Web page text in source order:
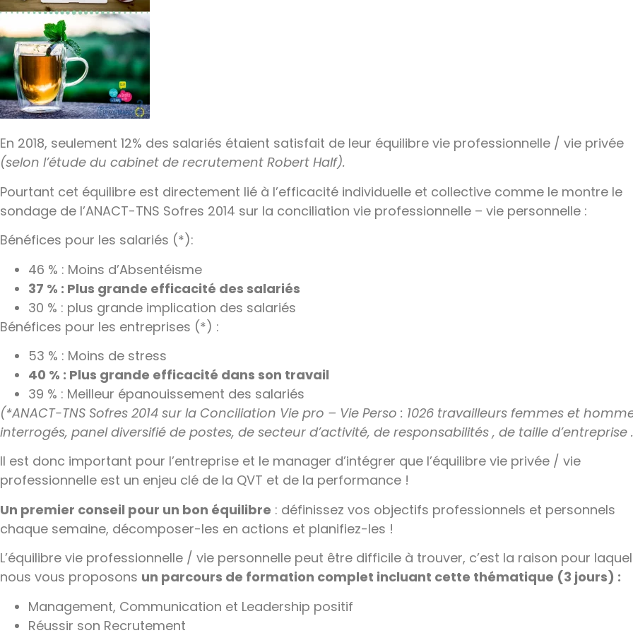
En 2018, seulement 12% des salariés étaient satisfait de leur équilibre vie professionnelle / vie privée
(selon l’étude du cabinet de recrutement Robert Half).
Pourtant cet équilibre est directement lié à l’efficacité individuelle et collective comme le montre le
sondage de l’ANACT-TNS Sofres 2014 sur la conciliation vie professionnelle – vie personnelle :
Bénéfices pour les salariés (*):
46 % : Moins d’Absentéisme
37 % : Plus grande efficacité des salariés
30 % : plus grande implication des salariés
Bénéfices pour les entreprises (*) :
53 % : Moins de stress
40 % : Plus grande efficacité dans son travail
39 % : Meilleur épanouissement des salariés
(*ANACT-TNS Sofres 2014 sur la Conciliation Vie pro – Vie Perso : 1026 travailleurs femmes et
interrogés, panel diversifié de postes, de secteur d’activité, de responsabilités , de taille d’entreprise
Il est donc important pour l’entreprise et le manager d’intégrer que l’équilibre vie privée / vie
professionnelle est un enjeu clé de la QVT et de la performance !
Un premier conseil pour un bon équilibre : définissez vos objectifs professionnels et personnels
chaque semaine, décomposer-les en actions et planifiez-les !
L’équilibre vie professionnelle / vie personnelle peut être difficile à trouver, c’est la raison pour
nous vous proposons un parcours de formation complet incluant cette thématique (3 jours) :
Management, Communication et Leadership positif
Réussir son Recrutement